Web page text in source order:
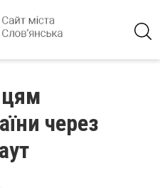
через